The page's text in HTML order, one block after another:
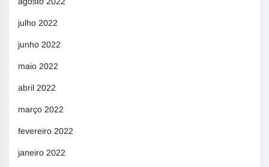
julho 2022
junho 2022
maio 2022
abril 2022
março 2022
fevereiro 2022
janeiro 2022